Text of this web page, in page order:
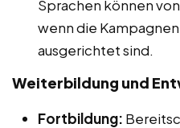
Sprachen können
wenn die
ausgerichtet sind.
Weiterbildung und
Fortbildung: